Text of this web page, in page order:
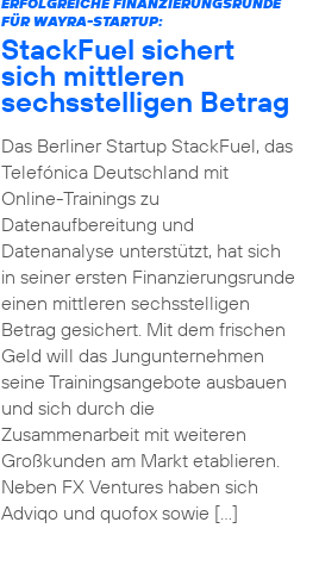
FÜR WAYRA-STARTUP:
StackFuel sichert
sich mittleren
sechsstelligen Betrag
Das Berliner Startup StackFuel, das
Telefónica Deutschland mit
Online-Trainings zu
Datenaufbereitung und
Datenanalyse unterstützt, hat sich
in seiner ersten Finanzierungsrunde
einen mittleren sechsstelligen
Betrag gesichert. Mit dem frischen
Geld will das Jungunternehmen
seine Trainingsangebote ausbauen
und sich durch die
Zusammenarbeit mit weiteren
Großkunden am Markt etablieren.
Neben FX Ventures haben sich
Adviqo und quofox sowie […]